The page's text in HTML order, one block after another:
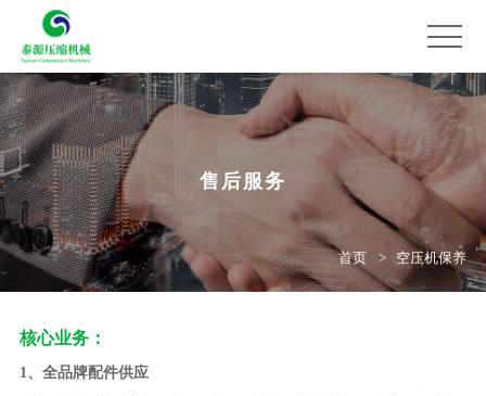
售后服务
首页 空压机保养
核心业务：
1、全品牌配件供应